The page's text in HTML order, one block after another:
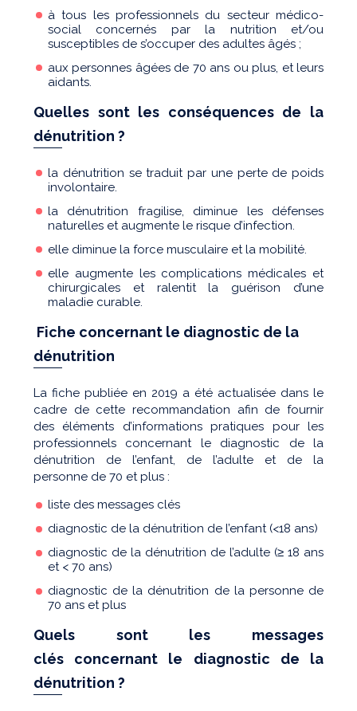
à tous les professionnels du secteur médico-
social concernés par la nutrition et/ou
susceptibles de s’occuper des adultes âgés ;
aux personnes âgées de 70 ans ou plus, et leurs
aidants.
Quelles sont les conséquences de la
dénutrition ?
la dénutrition se traduit par une perte de poids
involontaire.
la dénutrition fragilise, diminue les défenses
naturelles et augmente le risque d’infection.
elle diminue la force musculaire et la mobilité.
elle augmente les complications médicales et
chirurgicales et ralentit la guérison d’une
maladie curable.
Fiche concernant le diagnostic de la
dénutrition
La fiche publiée en 2019 a été actualisée dans le
cadre de cette recommandation afin de fournir
des éléments d’informations pratiques pour les
professionnels concernant le diagnostic de la
dénutrition de l’enfant, de l’adulte et de la
personne de 70 et plus :
liste des messages clés
diagnostic de la dénutrition de l’enfant (<18 ans)
diagnostic de la dénutrition de l’adulte (≥ 18 ans
et < 70 ans)
diagnostic de la dénutrition de la personne de
70 ans et plus
Quels sont les messages
clés concernant le diagnostic de la
dénutrition ?